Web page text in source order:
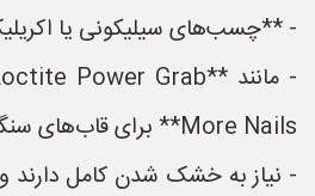
- **چسب‌های سیلیکونی یا
More Nails** برای قاب‌های سنگین‌تر.
- نیاز به خشک شدن کامل دارند